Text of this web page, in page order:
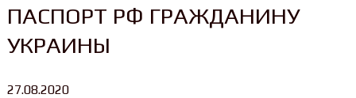
ПАСПОРТ РФ ГРАЖДАНИНУ
УКРАИНЫ
27.08.2020